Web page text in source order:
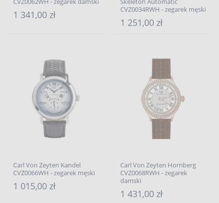
1 341,00 zł
CVZ0034RWH - zegarek męski
1 251,00 zł
Carl Von Zeyten Kandel
CVZ0066WH - zegarek męski
1 015,00 zł
Carl Von Zeyten Hornberg
CVZ0068RWH - zegarek
damski
1 431,00 zł